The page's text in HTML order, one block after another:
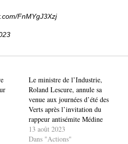
FnMYgJ3Xzj
Le ministre de l’Industrie,
Roland Lescure, annule sa
venue aux journées d’été des
Verts après l’invitation du
rappeur antisémite Médine
13 août 2023
Dans "Actions"